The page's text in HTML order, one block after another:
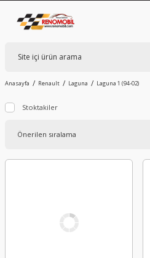
Anasayfa Renault Laguna Laguna 1 (94-02)
Stoktakiler